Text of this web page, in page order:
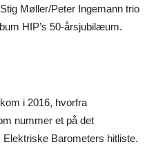
Møller/Peter Ingemann trio
HIP’s 50-årsjubilæum.
i 2016, hvorfra
nummer et på det
Barometers hitliste.